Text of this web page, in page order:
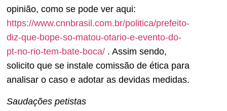
opinião, como se pode ver aqui:
https://www.cnnbrasil.com.br/politica/prefeito-
diz-que-bope-so-matou-otario-e-evento-do-
pt-no-rio-tem-bate-boca/ . Assim sendo,
solicito que se instale comissão de ética para
analisar o caso e adotar as devidas medidas.
Saudações petistas